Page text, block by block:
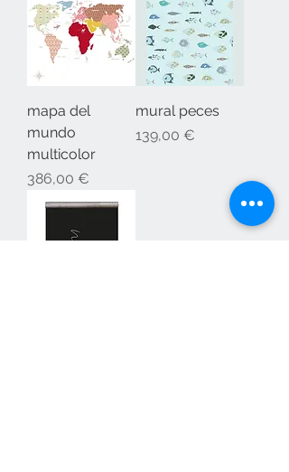
mapa del
mundo
multicolor
Precio
386,00 €
mural peces
Precio
139,00 €